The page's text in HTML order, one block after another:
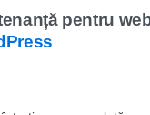
pentru